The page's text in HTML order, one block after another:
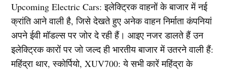
Upcoming Electric Cars: इलेक्ट्रिक वाहनों के बाजार में नई
क्रांति आने वाली है, जिसे देखते हुए अनेक वाहन निर्माता कंपनियां
अपने ईवी मॉडल्स पर जोर दे रही हैं। आइए नजर डालते हैं उन
इलेक्ट्रिक कारों पर जो जल्द ही भारतीय बाजार में उतरने वाली हैं:
महिंद्रा थार, स्कोर्पियो, XUV700: ये सभी कारें महिंद्रा के